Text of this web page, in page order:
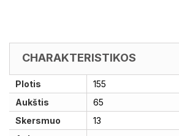
CHARAKTERISTIKOS
Plotis
155
Aukštis
65
Skersmuo
13